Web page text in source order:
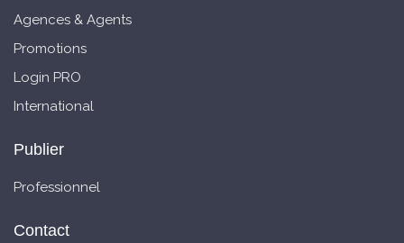
Agences & Agents
Promotions
Login PRO
International
Publier
Professionnel
Contact